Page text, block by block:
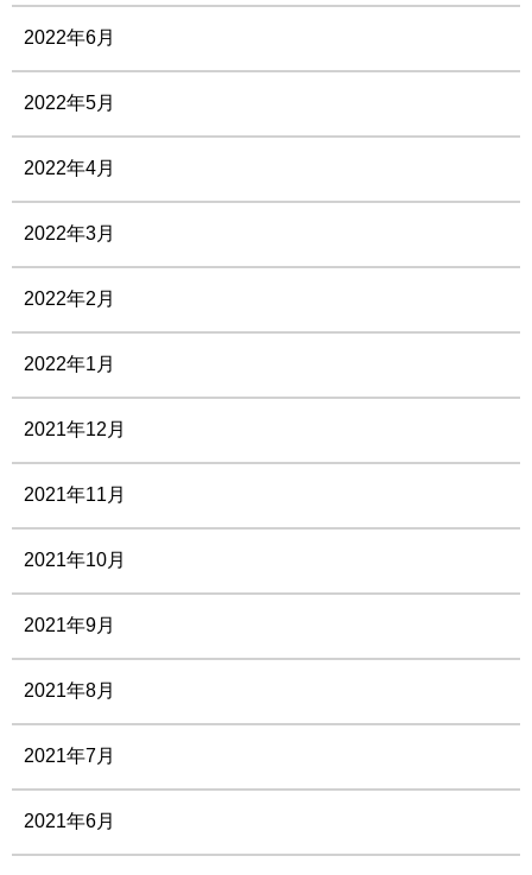
2022年6月
2022年5月
2022年4月
2022年3月
2022年2月
2022年1月
2021年12月
2021年11月
2021年10月
2021年9月
2021年8月
2021年7月
2021年6月